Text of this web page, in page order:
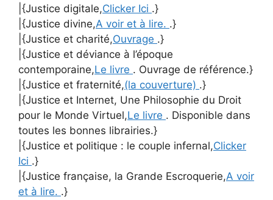
|{Justice digitale,Clicker Ici .}
|{Justice divine,A voir et à lire. .}
|{Justice et charité,Ouvrage .}
|{Justice et déviance à l’époque
contemporaine,Le livre . Ouvrage de référence.}
|{Justice et fraternité,(la couverture) .}
|{Justice et Internet, Une Philosophie du Droit
pour le Monde Virtuel,Le livre . Disponible dans
toutes les bonnes librairies.}
|{Justice et politique : le couple infernal,Clicker
Ici .}
|{Justice française, la Grande Escroquerie,A voir
et à lire. .}